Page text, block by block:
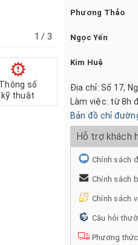
1 / 3
Thông số
kỹ thuật
Phương Thảo
Ngọc Yến
Kim Huệ
Địa chỉ: Số 17,
Làm việc: từ 8h
Bản đồ chỉ
Hỗ trợ khách
Chính sách
Chính sách
Chính sách
Câu hỏi
Phương